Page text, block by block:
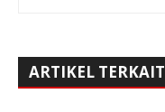
ARTIKEL TERKAIT